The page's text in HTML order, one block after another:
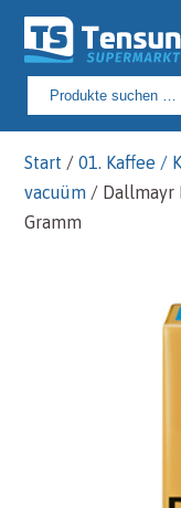
Suchen
nach:
Start /01. Kaffee /
vacuüm / Dallmayr
Gramm